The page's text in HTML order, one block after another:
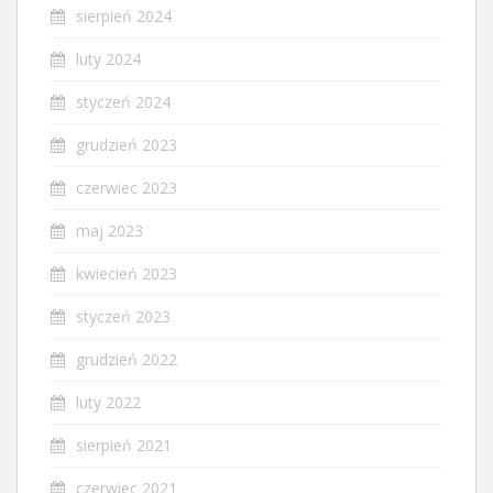
sierpień 2024
luty 2024
styczeń 2024
grudzień 2023
czerwiec 2023
maj 2023
kwiecień 2023
styczeń 2023
grudzień 2022
luty 2022
sierpień 2021
czerwiec 2021